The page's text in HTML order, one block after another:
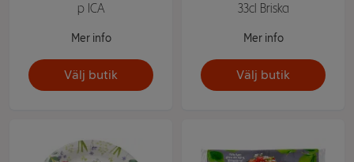
p ICA
Mer info
Välj butik
33cl Briska
Mer info
Välj butik